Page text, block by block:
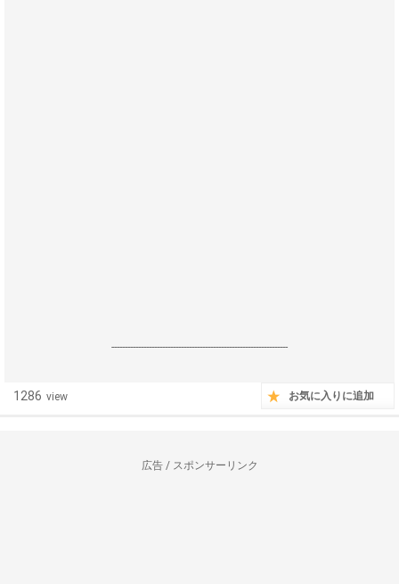
------------------------------------------------------------------
1286 view お気に入りに追加
広告 / スポンサーリンク